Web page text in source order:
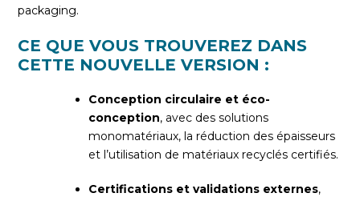
packaging.
CE QUE VOUS TROUVEREZ DANS
CETTE NOUVELLE VERSION :
Conception circulaire et éco-
conception, avec des solutions
monomatériaux, la réduction des épaisseurs
et l’utilisation de matériaux recyclés certifiés.
Certifications et validations externes,